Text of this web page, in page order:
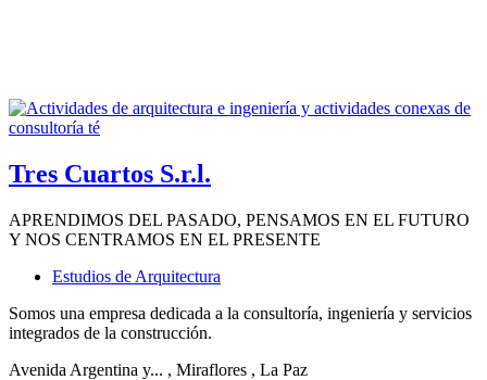
Tres Cuartos S.r.l.
APRENDIMOS DEL PASADO, PENSAMOS EN EL FUTURO
Y NOS CENTRAMOS EN EL PRESENTE
Estudios de Arquitectura
Somos una empresa dedicada a la consultoría, ingeniería y servicios
integrados de la construcción.
Avenida Argentina y... , Miraflores , La Paz